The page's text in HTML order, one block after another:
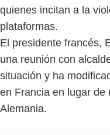
quienes incitan a la
plataformas.
El presidente francés,
una reunión con
situación y ha
en Francia en lugar de
Alemania.